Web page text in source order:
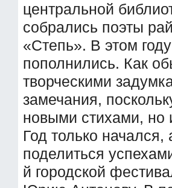
центральной
собрались поэты
«Степь». В этом
пополнились. Как
творческими
замечания,
новыми стихами, но
Год только начался,
поделиться
й городской